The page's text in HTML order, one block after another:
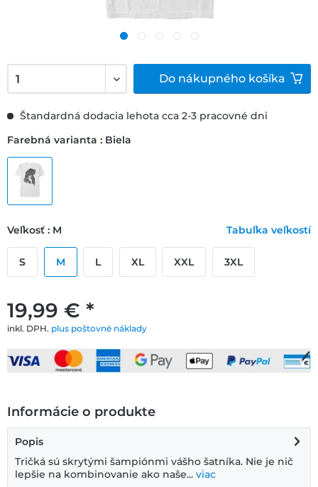
19,99 € *
inkl. DPH. plus poštovné náklady
Štandardná dodacia lehota cca 2-3 pracovné dni
Farebná varianta : Biela
Veľkosť : M Tabuľka veľkostí
S M L XL XXL 3XL
Do nákupného košíka
Informácie o produkte
Popis
Tričká sú skrytými šampiónmi vášho šatníka. Nie je nič
lepšie na kombinovanie ako naše... viac